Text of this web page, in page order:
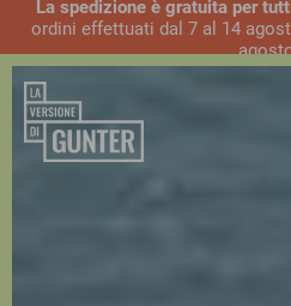
La spedizione è gratuita per
ordini effettuati dal 7 al 14